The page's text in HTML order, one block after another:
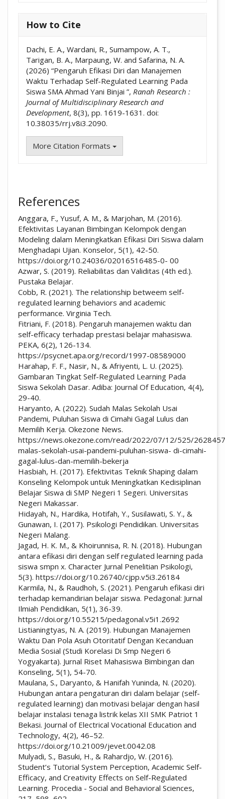
How to Cite
Dachi, E. A., Wardani, R., Sumampow, A. T.,
Tarigan, B. A., Marpaung, W. and Safarina, N. A.
(2026) “Pengaruh Efikasi Diri dan Manajemen
Waktu Terhadap Self-Regulated Learning Pada
Siswa SMA Ahmad Yani Binjai ”, Ranah Research :
Journal of Multidisciplinary Research and
Development, 8(3), pp. 1619-1631. doi:
10.38035/rrj.v8i3.2090.
More Citation Formats
References
Anggara, F., Yusuf, A. M., & Marjohan, M. (2016).
Efektivitas Layanan Bimbingan Kelompok dengan
Modeling dalam Meningkatkan Efikasi Diri Siswa dalam
Menghadapi Ujian. Konselor, 5(1), 42-50.
https://doi.org/10.24036/02016516485-0- 00
Azwar, S. (2019). Reliabilitas dan Validitas (4th ed.).
Pustaka Belajar.
Cobb, R. (2021). The relationship betweem self-
regulated learning behaviors and academic
performance. Virginia Tech.
Fitriani, F. (2018). Pengaruh manajemen waktu dan
self-efficacy terhadap prestasi belajar mahasiswa.
PEKA, 6(2), 126-134.
https://psycnet.apa.org/record/1997-08589000
Harahap, F. F., Nasir, N., & Afriyenti, L. U. (2025).
Gambaran Tingkat Self-Regulated Learning Pada
Siswa Sekolah Dasar. Adiba: Journal Of Education, 4(4),
29-40.
Haryanto, A. (2022). Sudah Malas Sekolah Usai
Pandemi, Puluhan Siswa di Cimahi Gagal Lulus dan
Memilih Kerja. Okezone News.
https://news.okezone.com/read/2022/07/12/525/
malas-sekolah-usai-pandemi-puluhan-siswa- di-cimahi-
gagal-lulus-dan-memilih-bekerja
Hasbiah, H. (2017). Efektivitas Teknik Shaping dalam
Konseling Kelompok untuk Meningkatkan Kedisiplinan
Belajar Siswa di SMP Negeri 1 Segeri. Universitas
Negeri Makassar.
Hidayah, N., Hardika, Hotifah, Y., Susilawati, S. Y., &
Gunawan, I. (2017). Psikologi Pendidikan. Universitas
Negeri Malang.
Jagad, H. K. M., & Khoirunnisa, R. N. (2018). Hubungan
antara efikasi diri dengan self regulated learning pada
siswa smpn x. Character Jurnal Penelitian Psikologi,
5(3). https://doi.org/10.26740/cjpp.v5i3.26184
Karmila, N., & Raudhoh, S. (2021). Pengaruh efikasi diri
terhadap kemandirian belajar siswa. Pedagonal: Jurnal
Ilmiah Pendidikan, 5(1), 36-39.
https://doi.org/10.55215/pedagonal.v5i1.2692
Listianingtyas, N. A. (2019). Hubungan Manajemen
Waktu Dan Pola Asuh Otoritatif Dengan Kecanduan
Media Sosial (Studi Korelasi Di Smp Negeri 6
Yogyakarta). Jurnal Riset Mahasiswa Bimbingan dan
Konseling, 5(1), 54-70.
Maulana, S., Daryanto, & Hanifah Yuninda, N. (2020).
Hubungan antara pengaturan diri dalam belajar (self-
regulated learning) dan motivasi belajar dengan hasil
belajar instalasi tenaga listrik kelas XII SMK Patriot 1
Bekasi. Journal of Electrical Vocational Education and
Technology, 4(2), 46–52.
https://doi.org/10.21009/jevet.0042.08
Mulyadi, S., Basuki, H., & Rahardjo, W. (2016).
Student’s Tutorial System Perception, Academic Self-
Efficacy, and Creativity Effects on Self-Regulated
Learning. Procedia - Social and Behavioral Sciences,